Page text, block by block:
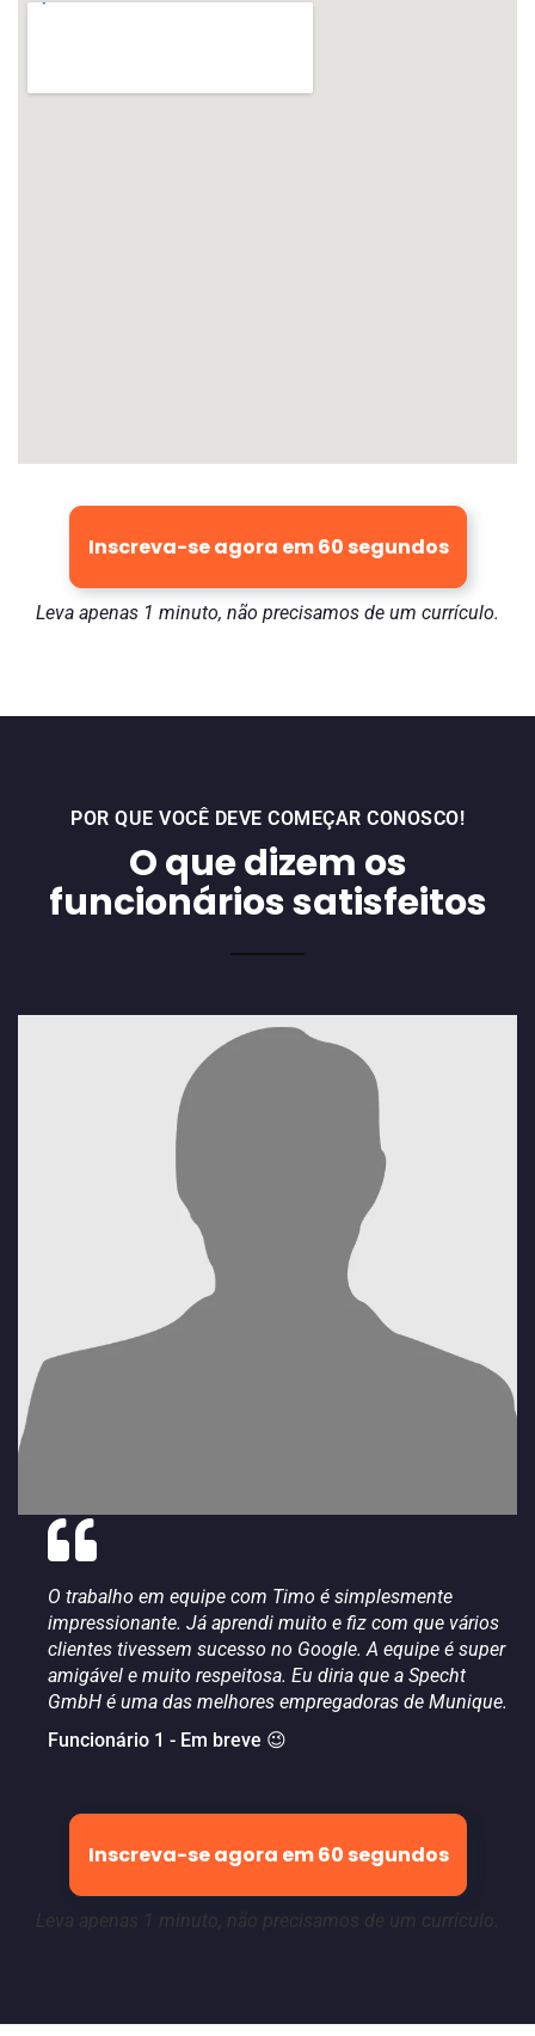
Inscreva-se agora em 60 segundos
Leva apenas 1 minuto, não precisamos de um currículo.
POR QUE VOCÊ DEVE COMEÇAR CONOSCO!
O que dizem os
funcionários satisfeitos
O trabalho em equipe com Timo é simplesmente
impressionante. Já aprendi muito e fiz com que vários
clientes tivessem sucesso no Google. A equipe é super
amigável e muito respeitosa. Eu diria que a Specht
GmbH é uma das melhores empregadoras de Munique.
Funcionário 1 - Em breve 😉
Inscreva-se agora em 60 segundos